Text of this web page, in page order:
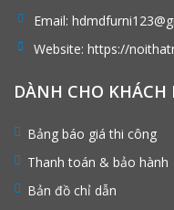
Email:
Website: https://
DÀNH CHO KHÁCH
Bảng báo giá thi công
Thanh toán & bảo hành
Bản đồ chỉ dẫn